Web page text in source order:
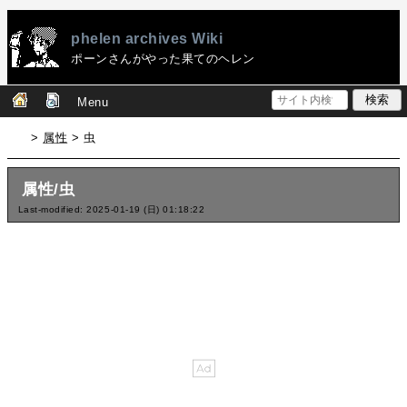
phelen archives Wiki
ポーンさんがやった果てのヘレン
Menu
> 属性 > 虫
属性/虫
Last-modified: 2025-01-19 (日) 01:18:22